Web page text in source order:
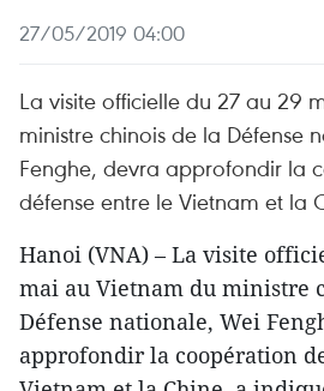
27/05/2019 04:00
La visite officielle du 27 au 29
ministre chinois de la Défense
Fenghe, devra approfondir la
défense entre le Vietnam et la
Hanoi (VNA) – La visite
mai au Vietnam du ministre
Défense nationale, Wei
approfondir la coopération